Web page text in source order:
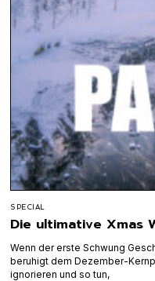
SPECIAL
Die ultimative Xmas
Wenn der erste Schwung
beruhigt dem Dezember-
ignorieren und so tun,